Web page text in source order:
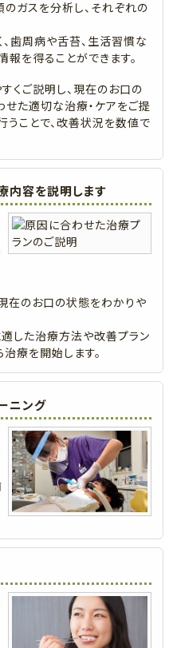
のガスを分析し、それぞれの
歯周病や舌苔、生活習慣な
を得ることができます。
くご説明し、現在のお口の
せた適切な治療・ケアをご提
うことで、改善状況を数値で
内容を説明します
在のお口の状態をわかりや
適した治療方法や改善プラン
療を開始します。
ニング